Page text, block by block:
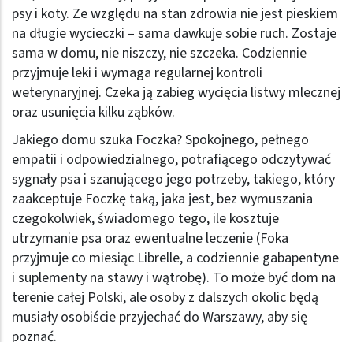
psy i koty. Ze względu na stan zdrowia nie jest pieskiem
na długie wycieczki – sama dawkuje sobie ruch. Zostaje
sama w domu, nie niszczy, nie szczeka. Codziennie
przyjmuje leki i wymaga regularnej kontroli
weterynaryjnej. Czeka ją zabieg wycięcia listwy mlecznej
oraz usunięcia kilku ząbków.
Jakiego domu szuka Foczka? Spokojnego, pełnego
empatii i odpowiedzialnego, potrafiącego odczytywać
sygnały psa i szanującego jego potrzeby, takiego, który
zaakceptuje Foczkę taką, jaka jest, bez wymuszania
czegokolwiek, świadomego tego, ile kosztuje
utrzymanie psa oraz ewentualne leczenie (Foka
przyjmuje co miesiąc Librelle, a codziennie gabapentyne
i suplementy na stawy i wątrobę). To może być dom na
terenie całej Polski, ale osoby z dalszych okolic będą
musiały osobiście przyjechać do Warszawy, aby się
poznać.